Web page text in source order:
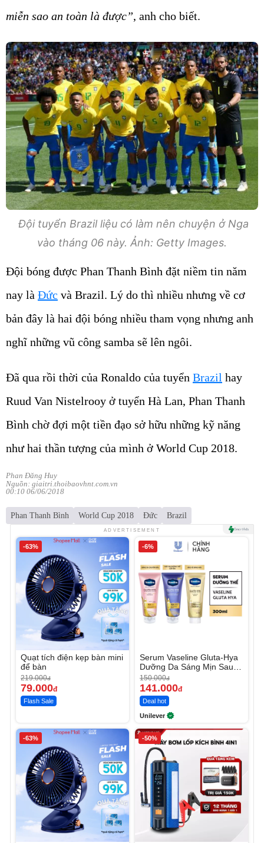
miễn sao an toàn là được”, anh cho biết.
Đội tuyển Brazil liệu có làm nên chuyện ở Nga
vào tháng 06 này. Ảnh: Getty Images.
Đội bóng được Phan Thanh Bình đặt niềm tin năm
nay là Đức và Brazil. Lý do thì nhiều nhưng về cơ
bản đây là hai đội bóng nhiều tham vọng nhưng anh
nghĩ những vũ công samba sẽ lên ngôi.
Đã qua rồi thời của Ronaldo của tuyển Brazil hay
Ruud Van Nistelrooy ở tuyển Hà Lan, Phan Thanh
Bình chờ đợi một tiền đạo sở hữu những kỹ năng
như hai thần tượng của mình ở World Cup 2018.
Phan Đăng Huy
Nguồn: giaitri.thoibaovhnt.com.vn
00:10 06/06/2018
Phan Thanh Bình World Cup 2018 Đức Brazil
ADVERTISEMENT
-63%
Quạt tích điện kẹp bàn mini
để bàn
219.000đ
79.000đ
Flash Sale
-6%
Serum Vaseline Gluta-Hya
Dưỡng Da Sáng Mịn Sau 7
Ngày
150.000đ
141.000đ
Deal hot
Unilever
-63% -50%